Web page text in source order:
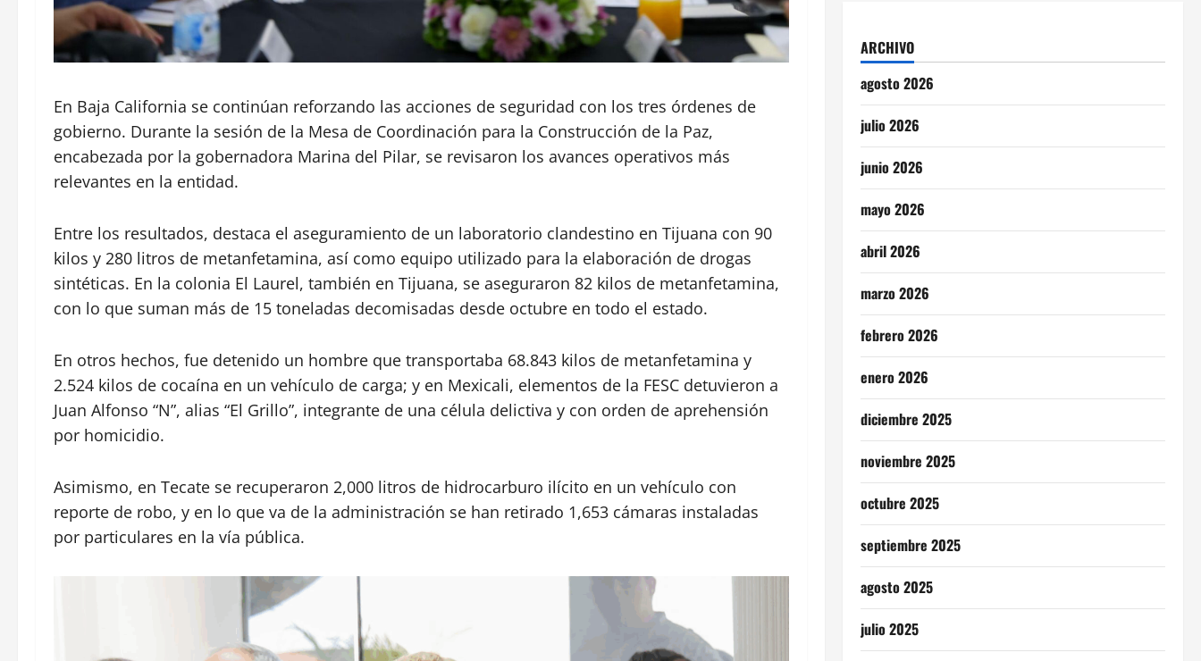
En Baja California se continúan reforzando las acciones de seguridad con los tres órdenes de
gobierno. Durante la sesión de la Mesa de Coordinación para la Construcción de la Paz,
encabezada por la gobernadora Marina del Pilar, se revisaron los avances operativos más
relevantes en la entidad.
Entre los resultados, destaca el aseguramiento de un laboratorio clandestino en Tijuana con 90
kilos y 280 litros de metanfetamina, así como equipo utilizado para la elaboración de drogas
sintéticas. En la colonia El Laurel, también en Tijuana, se aseguraron 82 kilos de metanfetamina,
con lo que suman más de 15 toneladas decomisadas desde octubre en todo el estado.
En otros hechos, fue detenido un hombre que transportaba 68.843 kilos de metanfetamina y
2.524 kilos de cocaína en un vehículo de carga; y en Mexicali, elementos de la FESC detuvieron a
Juan Alfonso “N”, alias “El Grillo”, integrante de una célula delictiva y con orden de aprehensión
por homicidio.
Asimismo, en Tecate se recuperaron 2,000 litros de hidrocarburo ilícito en un vehículo con
reporte de robo, y en lo que va de la administración se han retirado 1,653 cámaras instaladas
por particulares en la vía pública.
ARCHIVO
agosto 2026
julio 2026
junio 2026
mayo 2026
abril 2026
marzo 2026
febrero 2026
enero 2026
diciembre 2025
noviembre 2025
octubre 2025
septiembre 2025
agosto 2025
julio 2025